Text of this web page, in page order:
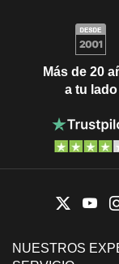
Más de 20
a tu lado
NUESTROS